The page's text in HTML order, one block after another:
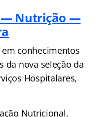
— Nutrição —
em conhecimentos
da nova seleção da
Hospitalares,
Nutricional,